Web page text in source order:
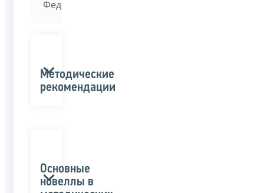
Федерации»
Методические
рекомендации
Основные
новеллы в